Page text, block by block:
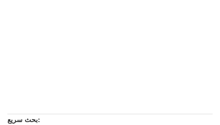
بحث سريع: